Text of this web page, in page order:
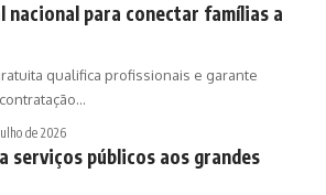
nacional para conectar famílias a
qualifica profissionais e garante
de 2026
serviços públicos aos grandes